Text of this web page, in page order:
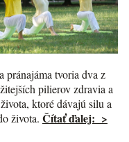
pránajáma tvoria dva z
pilierov zdravia a
ktoré dávajú silu a
života. Čítať ďalej: >